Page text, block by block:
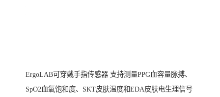
ErgoLAB可穿戴手指传感器 支持测量PPG血容量脉搏、
SpO2血氧饱和度、SKT皮肤温度和EDA皮肤电生理信号